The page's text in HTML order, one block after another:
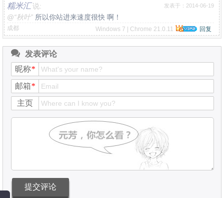
糯米汇 说: 发表于：2014-06-19
@“秋叶” 所以你站进来速度很快 啊！
成都 Windows 7 | Chrome 21.0.11 回复
发表评论
昵称*
邮箱*
主页
提交评论